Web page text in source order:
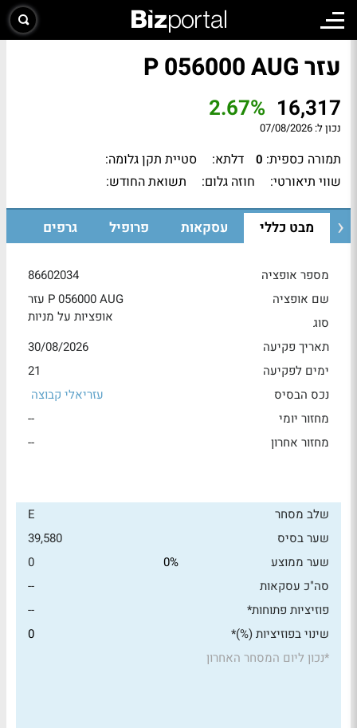
עזר P 056000 AUG
16,317
2.67%
נכון ל: 07/08/2026
תמורה כספית: 0 דלתא:
סטיית תקן גלומה:
שווי תיאורטי:
חוזה גלום: תשואת החודש:
מבט כללי עסקאות פרופיל גרפים
מספר אופציה
86602034
שם אופציה
עזר P 056000 AUG
סוג
אופציות על מניות
תאריך פקיעה
30/08/2026
ימים לפקיעה
21
נכס הבסיס
עזריאלי קבוצה
מחזור יומי
--
מחזור אחרון
--
שלב מסחר
E
שער בסיס
39,580
שער ממוצע
0%
0
סה"כ עסקאות
--
פוזיציות פתוחות*
--
שינוי בפוזיציות (%)*
0
*נכון ליום המסחר האחרון